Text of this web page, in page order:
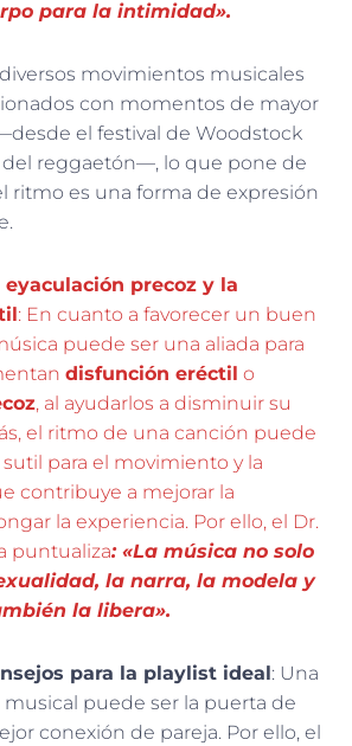
para la intimidad».
movimientos musicales
con momentos de mayor
el festival de Woodstock
del reggaetón—, lo que pone de
ritmo es una forma de expresión
precoz y la
: En cuanto a favorecer un buen
puede ser una aliada para
disfunción eréctil o
, al ayudarlos a disminuir su
el ritmo de una canción puede
para el movimiento y la
contribuye a mejorar la
la experiencia. Por ello, el Dr.
puntualiza: «La música no solo
la narra, la modela y
la libera».
para la playlist ideal : Una
puede ser la puerta de
conexión de pareja. Por ello, el